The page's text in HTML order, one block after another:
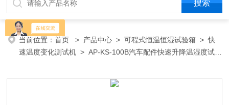
箱、各种振动试验台、拉力试验机、蒸汽老化试验机、跌落试验机、
插拔力试验机、按健寿命试验机、纸带耐磨擦试验机、工业烘烤箱
当前位置：首页 > 产品中心 >可程式恒温恒湿试验箱 >快
速温度变化测试机 > AP-KS-100B汽车配件快速升降温湿度试验